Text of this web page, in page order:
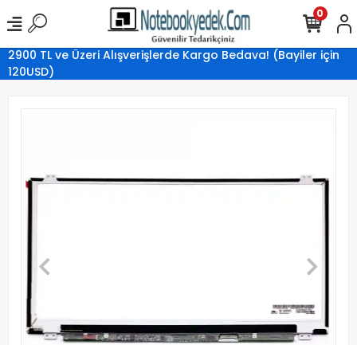
2900 TL ve Üzeri Alışverişlerde Kargo Bedava! (Bayiler için
120USD)
0